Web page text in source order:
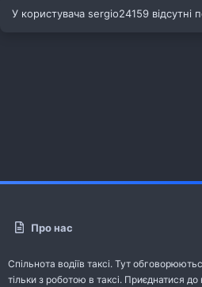
У користувача sergio24159 відсутні
Про нас
Спільнота водіїв таксі. Тут
тільки з роботою в таксі. Приєднатися